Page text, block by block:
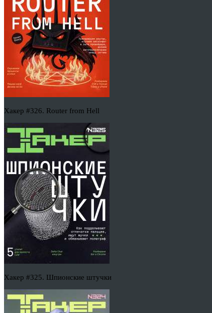
Хакер #326. Router from Hell
Хакер #325. Шпионские штучки